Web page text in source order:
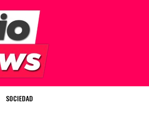
SOCIEDAD